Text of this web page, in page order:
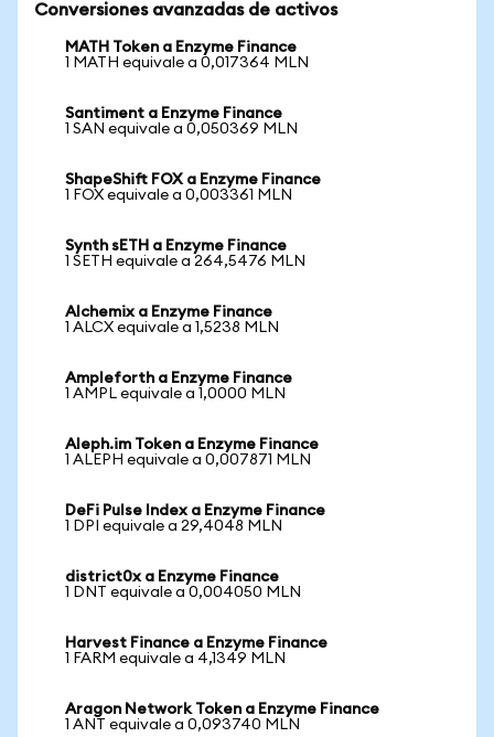
Conversiones avanzadas de activos
MATH Token a Enzyme Finance
1 MATH equivale a 0,017364 MLN
Santiment a Enzyme Finance
1 SAN equivale a 0,050369 MLN
ShapeShift FOX a Enzyme Finance
1 FOX equivale a 0,003361 MLN
Synth sETH a Enzyme Finance
1 SETH equivale a 264,5476 MLN
Alchemix a Enzyme Finance
1 ALCX equivale a 1,5238 MLN
Ampleforth a Enzyme Finance
1 AMPL equivale a 1,0000 MLN
Aleph.im Token a Enzyme Finance
1 ALEPH equivale a 0,007871 MLN
DeFi Pulse Index a Enzyme Finance
1 DPI equivale a 29,4048 MLN
district0x a Enzyme Finance
1 DNT equivale a 0,004050 MLN
Harvest Finance a Enzyme Finance
1 FARM equivale a 4,1349 MLN
Aragon Network Token a Enzyme Finance
1 ANT equivale a 0,093740 MLN